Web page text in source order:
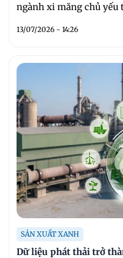
ngành xi măng chủ yếu
13/07/2026 - 14:26
SẢN XUẤT XANH
Dữ liệu phát thải trở